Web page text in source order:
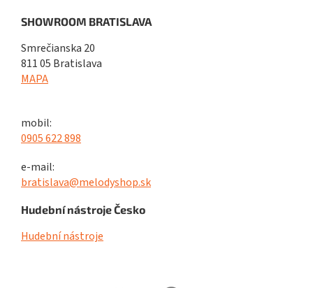
SHOWROOM BRATISLAVA
Smrečianska 20
811 05 Bratislava
MAPA
mobil:
0905 622 898
e-mail:
bratislava@melodyshop.sk
Hudební nástroje Česko
Hudební nástroje